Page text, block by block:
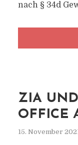
nach § 34d
ZIA
OFFICE
15. November